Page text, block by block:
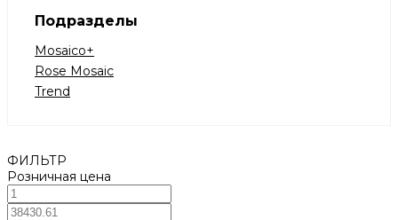
Подразделы
Mosaico+
Rose Mosaic
Trend
ФИЛЬТР
Розничная цена